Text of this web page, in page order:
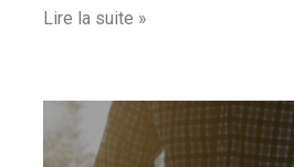
Lire la suite »